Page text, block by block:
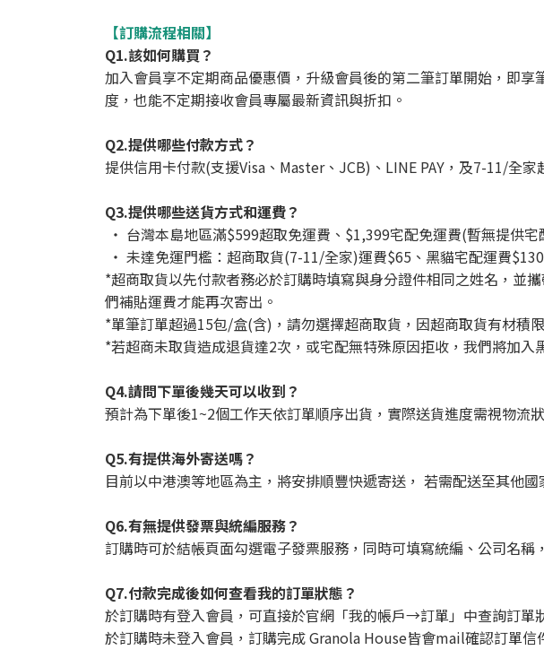
【訂購流程相關】
Q1.該如何購買？
加入會員享不定期商品優惠價，升級會員後的第二筆訂單開始，即
度，也能不定期接收會員專屬最新資訊與折扣。
Q2.提供哪些付款方式？
提供信用卡付款(支援Visa、Master、JCB)、LINE PAY，及7-11/全家
Q3.提供哪些送貨方式和運費？
‧ 台灣本島地區滿$599超取免運費、$1,399宅配免運費(暫無提供
‧ 未達免運門檻：超商取貨(7-11/全家)運費$65、黑貓宅配運費$130
*超商取貨以先付款者務必於訂購時填寫與身分證件相同之姓名，並
們補貼運費才能再次寄出。
*單筆訂單超過15包/盒(含)，請勿選擇超商取貨，因超商取貨有材積
*若超商未取貨造成退貨達2次，或宅配無特殊原因拒收，我們將加
Q4.請問下單後幾天可以收到？
預計為下單後1~2個工作天依訂單順序出貨，實際送貨進度需視物流
Q5.有提供海外寄送嗎？
目前以中港澳等地區為主，將安排順豐快遞寄送， 若需配送至其他
Q6.有無提供發票與統編服務？
訂購時可於結帳頁面勾選電子發票服務，同時可填寫統編、公司名
Q7.付款完成後如何查看我的訂單狀態？
於訂購時有登入會員，可直接於官網「我的帳戶→訂單」中查詢訂單
於訂購時未登入會員，訂購完成 Granola House皆會mail確認訂單信